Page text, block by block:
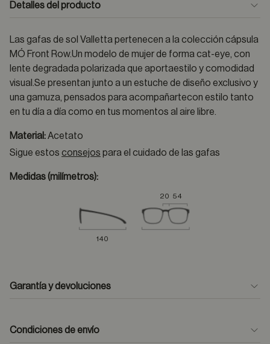
Detalles del producto
Las gafas de sol Valletta pertenecen a la colección cápsula
MÓ Front Row.Un modelo de mujer de forma cat-eye, con
lente degradada polarizada que aportaestilo y comodidad
visual.Se presentan junto a un estuche de diseño exclusivo y
una gamuza, pensados para acompañartecon estilo tanto
en tu día a día como en tus momentos al aire libre.
Material:Acetato
Sigue estos consejos para el cuidado de las gafas
Medidas (milímetros):
20 54
140
Garantía y devoluciones
Condiciones de envío